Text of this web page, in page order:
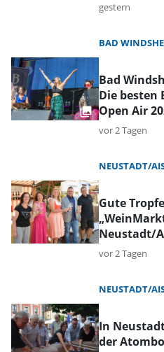
gestern
BAD
Bad
Die besten
Open Air
vor 2 Tagen
NEUSTADT/
Gute
Neustadt/
vor 2 Tagen
NEUSTADT/
In
der